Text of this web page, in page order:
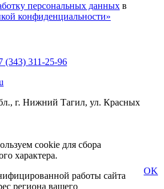
персональных данных в
конфиденциальности»
(343) 311-25-96
г. Нижний Тагил, ул. Красных
cookie для сбора
характера.
работы сайта
региона вашего
OK